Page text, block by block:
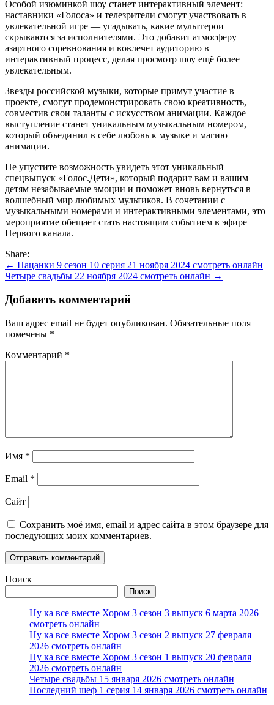
Особой изюминкой шоу станет интерактивный элемент:
наставники «Голоса» и телезрители смогут участвовать в
увлекательной игре — угадывать, какие мультгерои
скрываются за исполнителями. Это добавит атмосферу
азартного соревнования и вовлечет аудиторию в
интерактивный процесс, делая просмотр шоу ещё более
увлекательным.
Звезды российской музыки, которые примут участие в
проекте, смогут продемонстрировать свою креативность,
совместив свои таланты с искусством анимации. Каждое
выступление станет уникальным музыкальным номером,
который объединил в себе любовь к музыке и магию
анимации.
Не упустите возможность увидеть этот уникальный
спецвыпуск «Голос.Дети», который подарит вам и вашим
детям незабываемые эмоции и поможет вновь вернуться в
волшебный мир любимых мультиков. В сочетании с
музыкальными номерами и интерактивными элементами, это
мероприятие обещает стать настоящим событием в эфире
Первого канала.
Share:
Навигация
по
записям
← Пацанки 9 сезон 10 серия 21 ноября 2024 смотреть онлайн
Четыре свадьбы 22 ноября 2024 смотреть онлайн →
Добавить комментарий
Ваш адрес email не будет опубликован. Обязательные поля
помечены *
Комментарий *
Имя *
Email *
Сайт
Сохранить моё имя, email и адрес сайта в этом браузере для
последующих моих комментариев.
Поиск
Поиск
Ну ка все вместе Хором 3 сезон 3 выпуск 6 марта 2026
смотреть онлайн
Ну ка все вместе Хором 3 сезон 2 выпуск 27 февраля
2026 смотреть онлайн
Ну ка все вместе Хором 3 сезон 1 выпуск 20 февраля
2026 смотреть онлайн
Четыре свадьбы 15 января 2026 смотреть онлайн
Последний шеф 1 серия 14 января 2026 смотреть онлайн